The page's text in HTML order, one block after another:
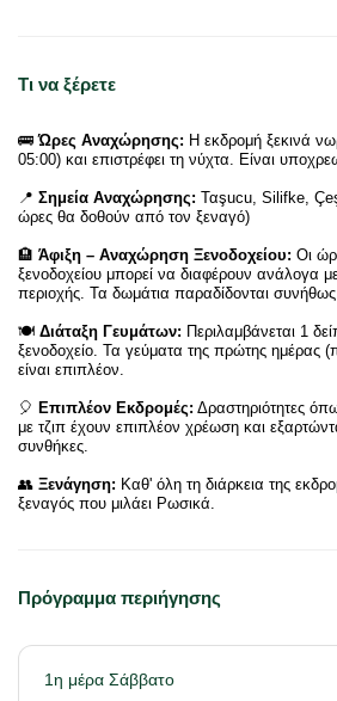
Τι να ξέρετε
🚌Ώρες Αναχώρησης: Η εκδρομή ξεκινά
05:00) και επιστρέφει τη νύχτα. Είναι
📍 Σημεία Αναχώρησης: Ταşucu, Silifke,
ώρες θα δοθούν από τον ξεναγό)
🏨 Άφιξη – Αναχώρηση Ξενοδοχείου: Οι
ξενοδοχείου μπορεί να διαφέρουν ανάλογα
περιοχής. Τα δωμάτια παραδίδονται
🍽️ Διάταξη Γευμάτων: Περιλαμβάνεται 1
ξενοδοχείο. Τα γεύματα της πρώτης ημέρας
είναι επιπλέον.
🎈 Επιπλέον Εκδρομές: Δραστηριότητες
με τζιπ έχουν επιπλέον χρέωση και
συνθήκες.
👥 Ξενάγηση: Καθ' όλη τη διάρκεια της
ξεναγός που μιλάει Ρωσικά.
Πρόγραμμα περιήγησης
1η μέρα Σάββατο